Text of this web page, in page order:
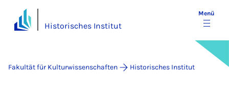
Historisches Institut
Menü
Fakultät für Kulturwissenschaften Historisches Institut